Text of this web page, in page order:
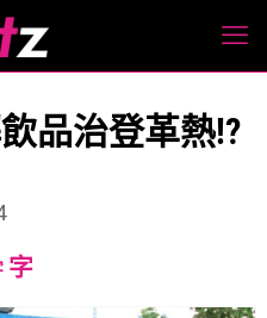
品治登革熱!?
Reset
字Increase